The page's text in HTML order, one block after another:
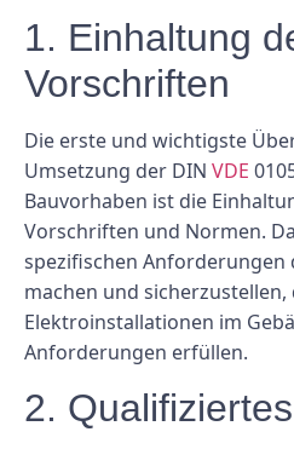
1. Einhaltung
Vorschriften
Die erste und wichtigste
Umsetzung der DIN VDE
Bauvorhaben ist die
Vorschriften und Normen.
spezifischen
machen und sicherzustellen,
Elektroinstallationen im
Anforderungen erfüllen.
2.